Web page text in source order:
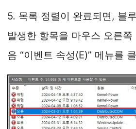
5. 목록 정렬이 완료되면, 블
발생한 항목을 마우스 오른
음 “이벤트 속성(E)” 메뉴를